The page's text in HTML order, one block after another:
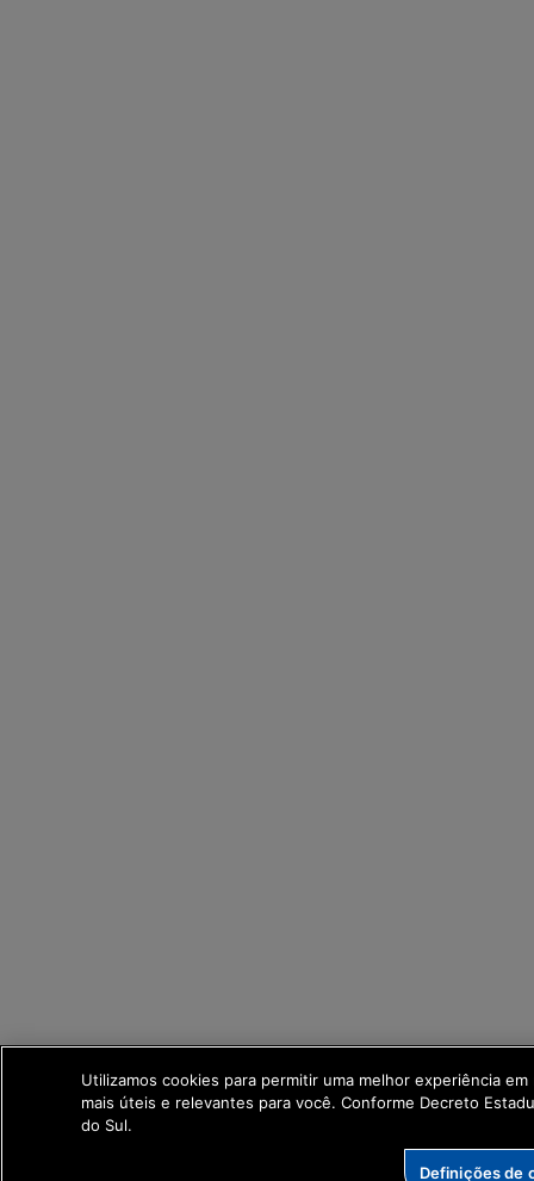
Utilizamos cookies para permitir uma melhor experiência
mais úteis e relevantes para você. Conforme Decreto
do Sul.
Definições de